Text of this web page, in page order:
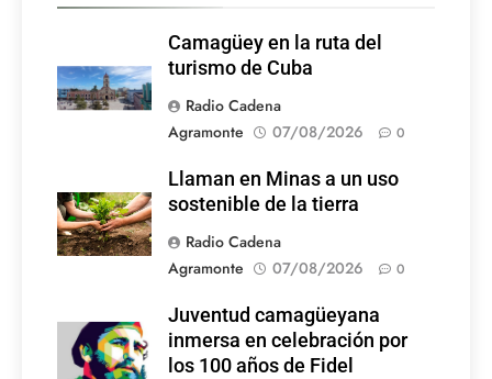
Camagüey en la ruta del
turismo de Cuba
Radio Cadena
Agramonte
07/08/2026 0
Llaman en Minas a un uso
sostenible de la tierra
Radio Cadena
Agramonte
07/08/2026 0
Foto: Internet
Juventud camagüeyana
inmersa en celebración por
los 100 años de Fidel